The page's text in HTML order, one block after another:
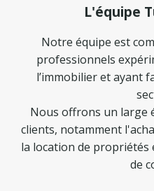
L'équipe
Notre équipe est
professionnels
l’immobilier et ayant
Nous offrons un large
clients, notamment
la location de
de